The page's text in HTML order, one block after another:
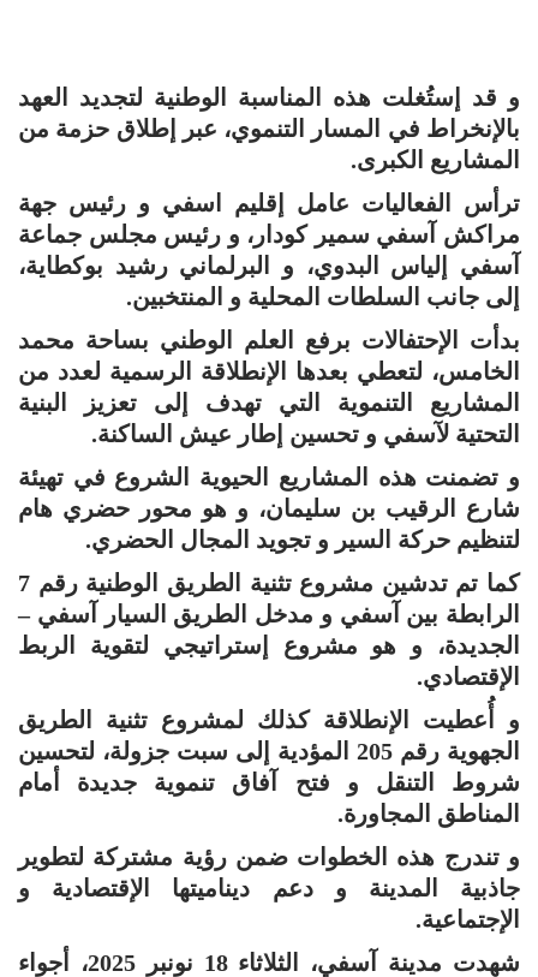
و قد إستُغلت هذه المناسبة الوطنية لتجديد العهد
بالإنخراط في المسار التنموي، عبر إطلاق حزمة من
المشاريع الكبرى.
ترأس الفعاليات عامل إقليم اسفي و رئيس جهة
مراكش آسفي سمير كودار، و رئيس مجلس جماعة
آسفي إلياس البدوي، و البرلماني رشيد بوكطاية،
إلى جانب السلطات المحلية و المنتخبين.
بدأت الإحتفالات برفع العلم الوطني بساحة محمد
الخامس، لتعطي بعدها الإنطلاقة الرسمية لعدد من
المشاريع التنموية التي تهدف إلى تعزيز البنية
التحتية لآسفي و تحسين إطار عيش الساكنة.
و تضمنت هذه المشاريع الحيوية الشروع في تهيئة
شارع الرقيب بن سليمان، و هو محور حضري هام
لتنظيم حركة السير و تجويد المجال الحضري.
كما تم تدشين مشروع تثنية الطريق الوطنية رقم 7
الرابطة بين آسفي و مدخل الطريق السيار آسفي –
الجديدة، و هو مشروع إستراتيجي لتقوية الربط
الإقتصادي.
و أُعطيت الإنطلاقة كذلك لمشروع تثنية الطريق
الجهوية رقم 205 المؤدية إلى سبت جزولة، لتحسين
شروط التنقل و فتح آفاق تنموية جديدة أمام
المناطق المجاورة.
و تندرج هذه الخطوات ضمن رؤية مشتركة لتطوير
جاذبية المدينة و دعم ديناميتها الإقتصادية و
الإجتماعية.
شهدت مدينة آسفي، الثلاثاء 18 نونبر 2025، أجواء